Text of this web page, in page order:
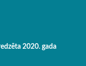
2020. gada